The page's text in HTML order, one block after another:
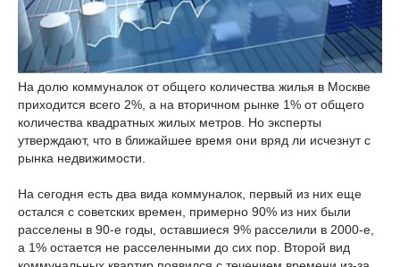
На долю коммуналок от общего количества жилья в Москве
приходится всего 2%, а на вторичном рынке 1% от общего
количества квадратных жилых метров. Но эксперты
утверждают, что в ближайшее время они вряд ли исчезнут с
рынка недвижимости.
На сегодня есть два вида коммуналок, первый из них еще
остался с советских времен, примерно 90% из них были
расселены в 90-е годы, оставшиеся 9% расселили в 2000-е,
а 1% остается не расселенными до сих пор. Второй вид